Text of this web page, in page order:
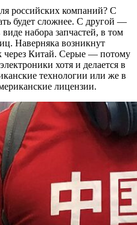
российских компаний? С
будет сложнее. С другой —
набора запчастей, в том
Наверняка возникнут
через Китай. Серые — потому
хотя и делается в
технологии или же в
лицензии.